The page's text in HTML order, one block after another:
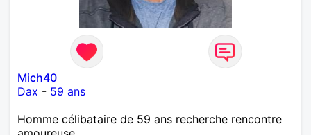
Mich40
Dax - 59 ans
Homme célibataire de 59 ans recherche rencontre